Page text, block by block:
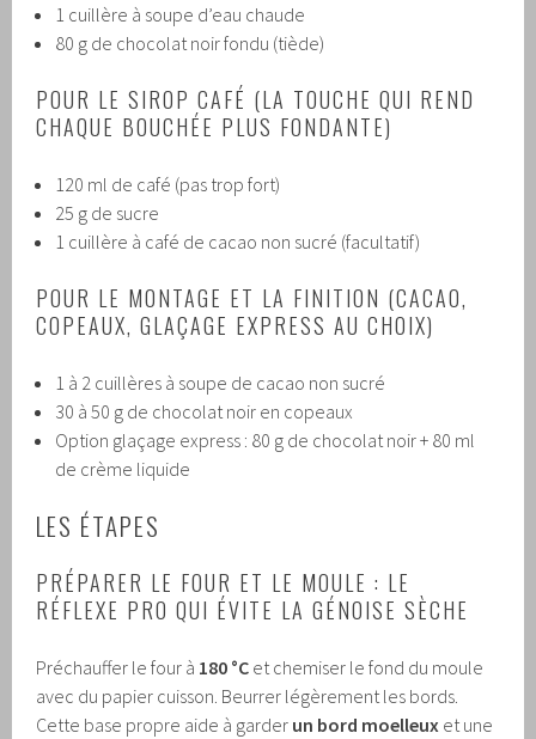
1 cuillère à soupe d’eau chaude
80 g de chocolat noir fondu (tiède)
POUR LE SIROP CAFÉ (LA TOUCHE QUI REND
CHAQUE BOUCHÉE PLUS FONDANTE)
120 ml de café (pas trop fort)
25 g de sucre
1 cuillère à café de cacao non sucré (facultatif)
POUR LE MONTAGE ET LA FINITION (CACAO,
COPEAUX, GLAÇAGE EXPRESS AU CHOIX)
1 à 2 cuillères à soupe de cacao non sucré
30 à 50 g de chocolat noir en copeaux
Option glaçage express : 80 g de chocolat noir + 80 ml
de crème liquide
LES ÉTAPES
PRÉPARER LE FOUR ET LE MOULE : LE
RÉFLEXE PRO QUI ÉVITE LA GÉNOISE SÈCHE
Préchauffer le four à 180 °C et chemiser le fond du moule
avec du papier cuisson. Beurrer légèrement les bords.
Cette base propre aide à garder un bord moelleux et une